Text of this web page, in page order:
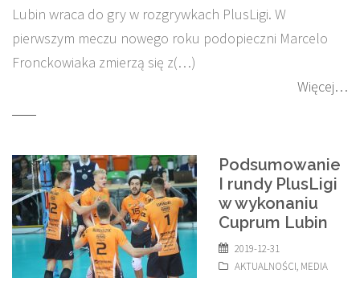
Lubin wraca do gry w rozgrywkach PlusLigi. W
pierwszym meczu nowego roku podopieczni Marcelo
Fronckowiaka zmierzą się z(…)
Więcej…
Podsumowanie
I rundy PlusLigi
w wykonaniu
Cuprum Lubin
2019-12-31
AKTUALNOŚCI, MEDIA